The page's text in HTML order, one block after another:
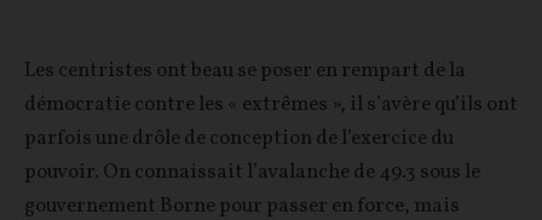
Les centristes ont beau se poser en rempart de la
démocratie contre les « extrêmes », il s’avère qu’ils ont
parfois une drôle de conception de l’exercice du
pouvoir. On connaissait l’avalanche de 49.3 sous le
gouvernement Borne pour passer en force, mais